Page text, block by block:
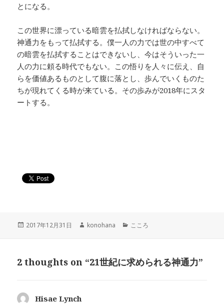
とになる。
この世界に漂っている暗雲を払拭しなければならない。
神通力をもって払拭する。僕一人の力では世の中すべて
の暗雲を払拭することはできないし、今はそういった一
人の力に頼る時代でもない。この悟りを人々に伝え、自
らを価値あるものとして腹に落とし、歩んでいくものた
ちが現れてくる時が来ている。その歩みが2018年にスタ
ートする。
投
2017年12月31日
作
konohana
カ
ー
こころ
2 thoughts on “21世紀に求められる神通力”
Hisae Lynch